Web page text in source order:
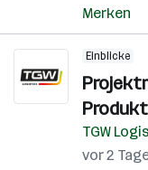
Merken
Einblicke
TGW
vor 2